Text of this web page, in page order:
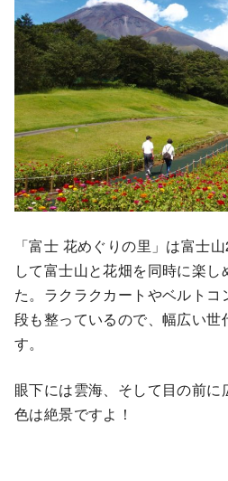
「富士 花めぐりの里」は富士
して富士山と花畑を同時に楽し
た。ラクラクカートやベルト
段も整っているので、幅広い世
す。
眼下には雲海、そして目の前
色は絶景ですよ！